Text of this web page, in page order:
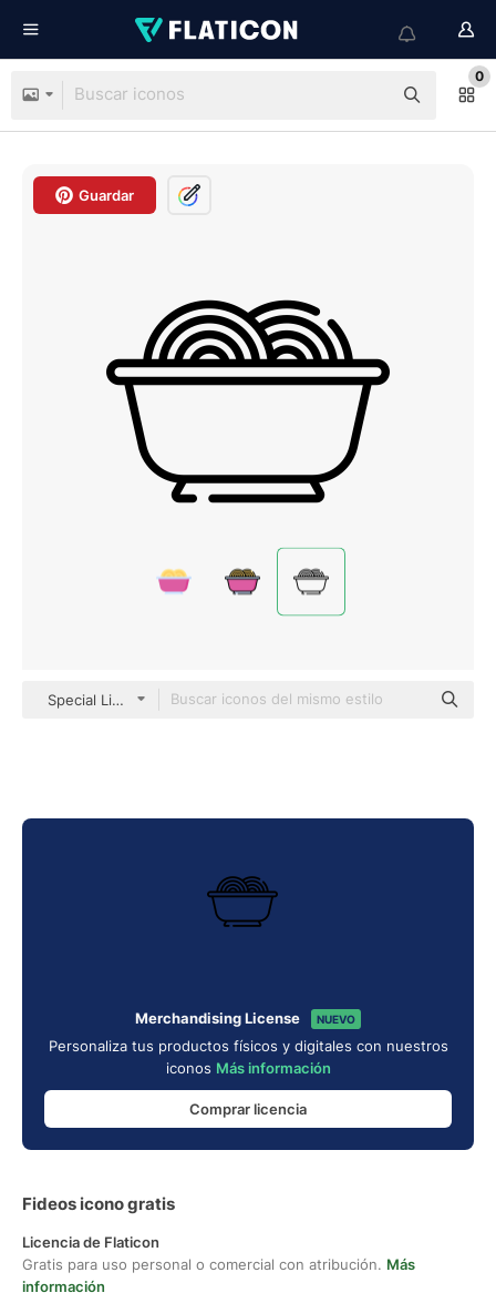
0
Guardar
Special Lineal
Merchandising License NUEVO
Personaliza tus productos físicos y digitales con nuestros
iconos Más información
Comprar licencia
Fideos icono gratis
Licencia de Flaticon
Gratis para uso personal o comercial con atribución. Más
información